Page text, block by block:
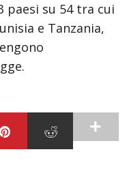
paesi su 54 tra cui
e Tanzania,